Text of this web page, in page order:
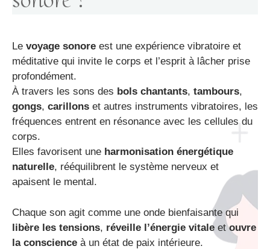
Le voyage sonore est une expérience vibratoire et
méditative qui invite le corps et l’esprit à lâcher prise
profondément.
À travers les sons des bols chantants, tambours,
gongs, carillons et autres instruments vibratoires, les
fréquences entrent en résonance avec les cellules du
corps.
Elles favorisent une harmonisation énergétique
naturelle, rééquilibrent le système nerveux et
apaisent le mental.
Chaque son agit comme une onde bienfaisante qui
libère les tensions, réveille l’énergie vitale etouvre
la conscience à un état de paix intérieure.